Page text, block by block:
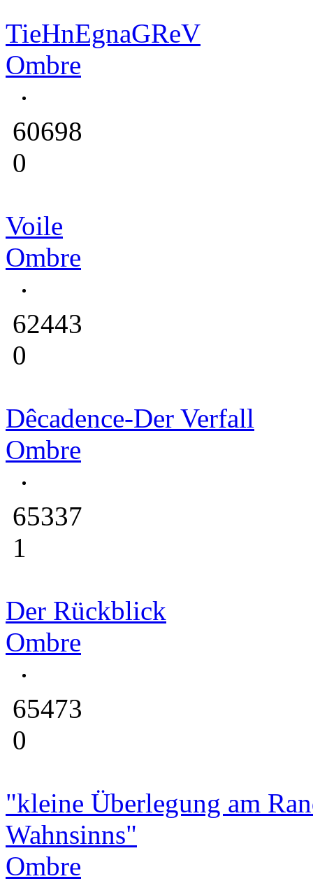
TieHnEgnaGReV
Ombre
60698
0
Voile
Ombre
62443
0
Dêcadence-Der Verfall
Ombre
65337
1
Der Rückblick
Ombre
65473
0
"kleine Überlegung am
Wahnsinns"
Ombre